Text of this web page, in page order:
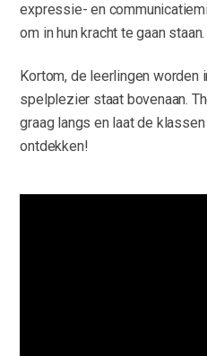
expressie- en
om in hun kracht te gaan staan.
Kortom, de leerlingen worden
spelplezier staat bovenaan.
graag langs en laat de
ontdekken!